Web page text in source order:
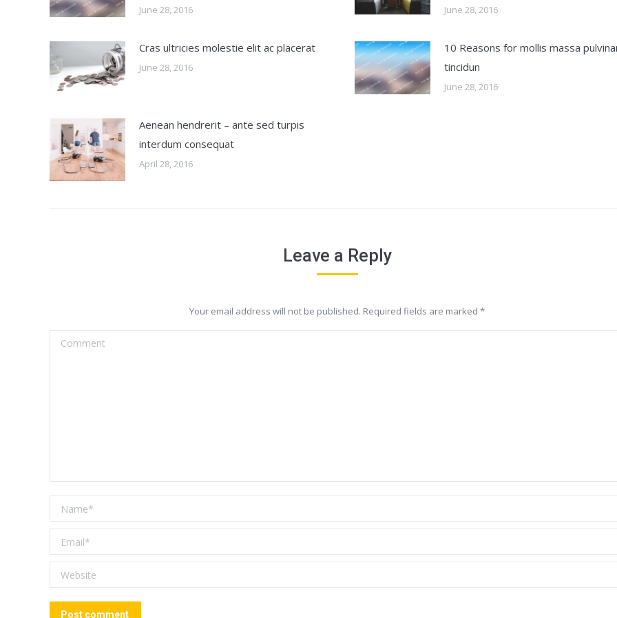
June 28, 2016 June 28, 2016
Cras ultricies molestie elit ac placerat
June 28, 2016
10 Reasons for mollis massa
tincidun
June 28, 2016
Aenean hendrerit – ante sed turpis
interdum consequat
April 28, 2016
Leave a Reply
Your email address will not be published. Required fields are marked *
Comment
Name *
Email *
Website
Post comment